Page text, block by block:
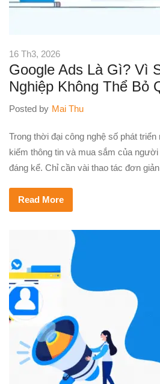
16 Th3, 2026
Google Ads Là Gì? Vì
Nghiệp Không Thể Bỏ
Posted by Mai Thu
Trong thời đại công nghệ số phát
kiếm thông tin và mua sắm của
đáng kể. Chỉ cần vài thao tác đơn
Read More